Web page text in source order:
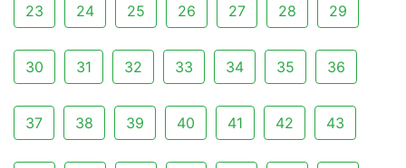
23 24 25 26 27 28 29
30 31 32 33 34 35 36
37 38 39 40 41 42 43